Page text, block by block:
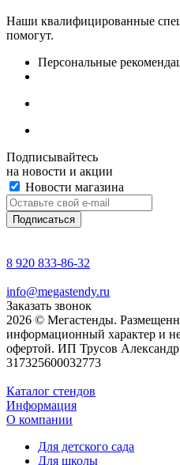
Наши квалифицированные
помогут.
Персональные
Подписывайтесь
на новости и акции
Новости магазина
8 920 833-86-32
info@megastendy.ru
Заказать звонок
2026 © Мегастенды.
информационный характер и
офертой. ИП Трусов
317325600032773
Каталог стендов
Информация
О компании
Для детского сада
Для школы